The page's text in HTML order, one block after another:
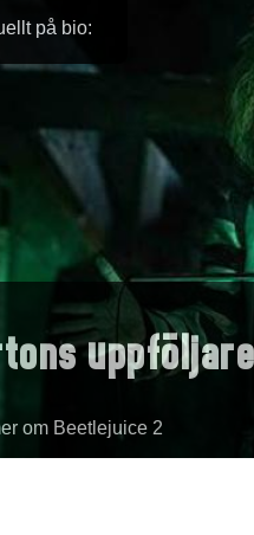
på bio:
om Beetlejuice 2